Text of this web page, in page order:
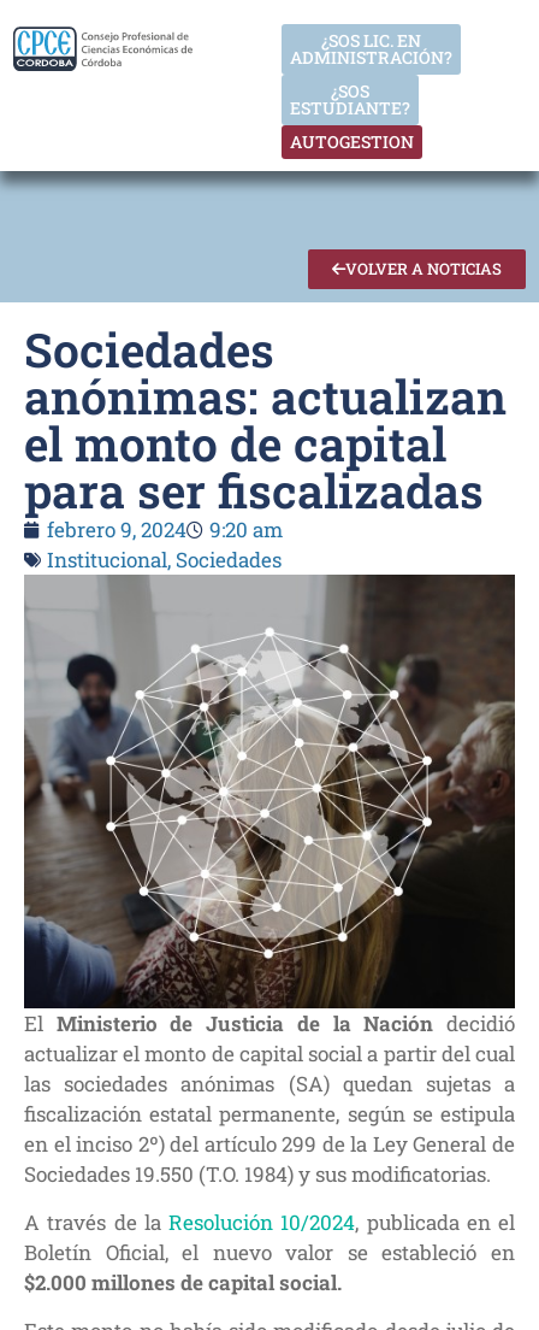
AUTOGESTION
¿SOS
ESTUDIANTE?
¿SOS LIC. EN
ADMINISTRACIÓN?
VOLVER A NOTICIAS
Sociedades
anónimas: actualizan
el monto de capital
para ser fiscalizadas
febrero 9, 2024
9:20 am
Institucional, Sociedades
El Ministerio de Justicia de la Nacióndecidió
actualizar el monto de capital social a partir del cual
las sociedades anónimas (SA) quedan sujetas a
fiscalización estatal permanente, según se estipula
en el inciso 2º) del artículo 299 de la Ley General de
Sociedades 19.550 (T.O. 1984) y sus modificatorias.
A través de la Resolución 10/2024, publicada en el
Boletín Oficial, el nuevo valor se estableció en
$2.000 millones de capital social.